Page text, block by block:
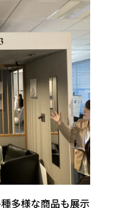
多様な商品も展示